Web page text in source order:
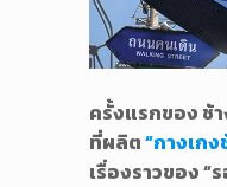
ครั้งแรกของ ช้
ที่ผลิต“กางเกง
เรื่องราวของ “